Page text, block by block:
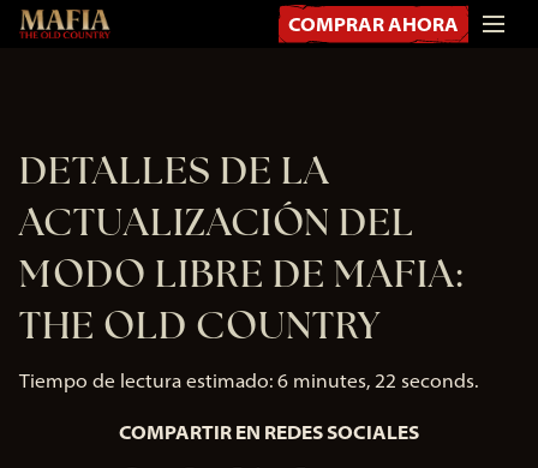
COMPRAR AHORA
DETALLES DE LA
ACTUALIZACIÓN DEL
MODO LIBRE DE MAFIA:
THE OLD COUNTRY
Tiempo de lectura estimado 6 minutes, 22 seconds
COMPARTIR EN REDES SOCIALES